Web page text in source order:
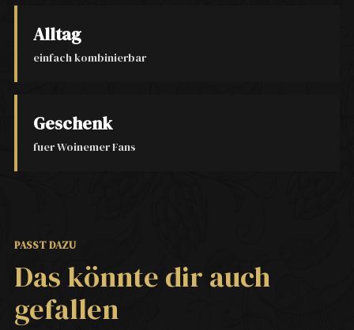
Alltag
einfach kombinierbar
Geschenk
fuer Woinemer Fans
PASST DAZU
Das könnte dir auch
gefallen